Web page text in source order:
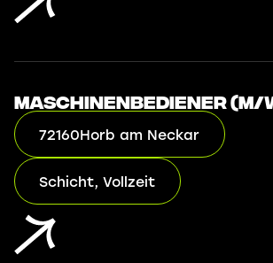
Maschinenbediener (m/
72160Horb am Neckar
Schicht, Vollzeit